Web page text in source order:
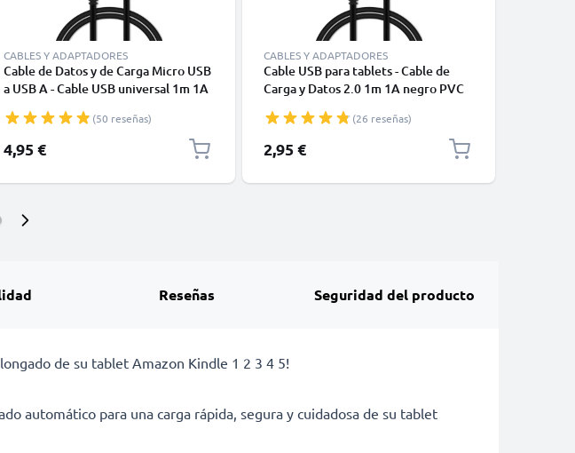
CABLES Y ADAPTADORES
Cable de Datos y de Carga Micro USB
a USB A - Cable USB universal 1m 1A
(50 reseñas)
4,95 €
CABLES Y ADAPTADORES
Cable USB para tablets - Cable de
Carga y Datos 2.0 1m 1A negro PVC
(26 reseñas)
2,95 €
Reseñas Seguridad del producto
de su tablet Amazon Kindle 1 2 3 4 5!
automático para una carga rápida, segura y cuidadosa de su tablet